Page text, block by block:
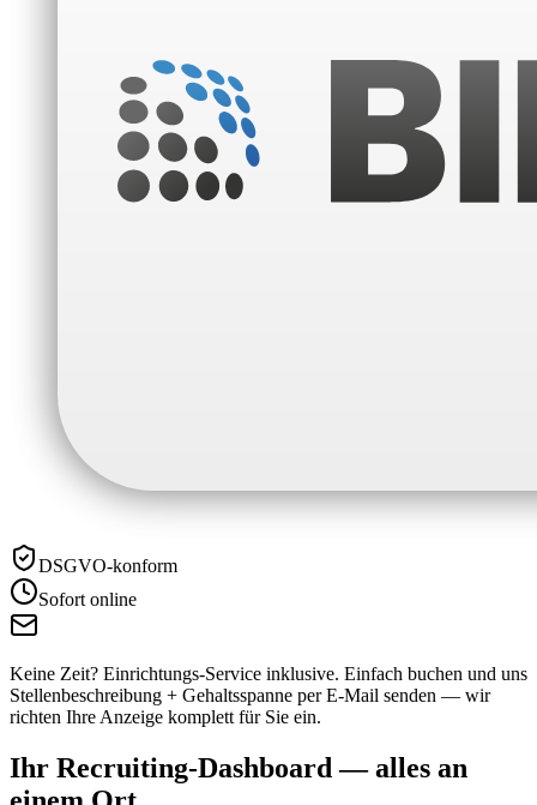
DSGVO-konform
Sofort online
Keine Zeit? Einrichtungs-Service inklusive. Einfach buchen und uns
Stellenbeschreibung + Gehaltsspanne per E-Mail senden — wir
richten Ihre Anzeige komplett für Sie ein.
Ihr Recruiting-Dashboard — alles an